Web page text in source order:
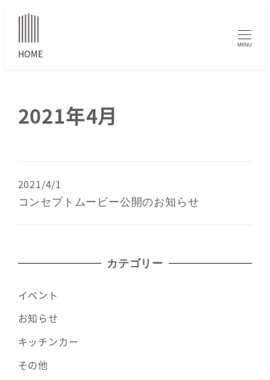
MENU
2021年4月
コンセプトムービー公開のお知らせ
2021/4/1
カテゴリー
イベント
お知らせ
キッチンカー
その他